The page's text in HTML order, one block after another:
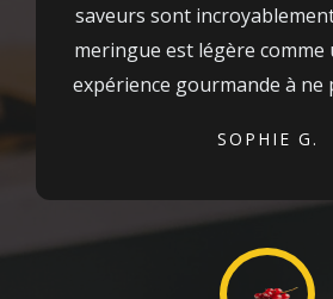
saveurs sont
meringue est légère comme
expérience gourmande à ne
SOPHIE G.